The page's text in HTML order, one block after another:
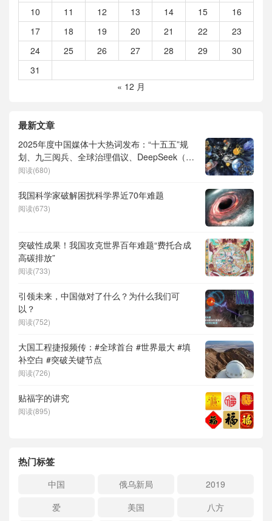
10
11 12 13 14 15
16
17
18 19 20 21 22
23
24
25 26 27 28 29
30
31
« 12 月
最新文章
2025年度中国媒体十大热词发布：“十五五”规
划、九三阅兵、全球治理倡议、DeepSeek（深
度求索）、人形机器人、苏超、票根经济、育
阅读(680)
我国科学家破解困扰科学界近70年难题
阅读(673)
突破性成果！我国攻克世界百年难题“费托合成
高碳排放”
阅读(733)
引领未来，中国做对了什么？为什么我们可
以？
阅读(752)
大国工程捷报频传：#全球首台 #世界最大 #填
补空白 #突破关键节点
阅读(726)
贴福字的讲究
阅读(895)
热门标签
中国 俄乌新局
2019
爱
美国
八方